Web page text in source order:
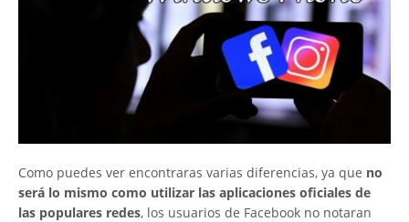
Como puedes ver encontraras varias diferencias, ya que no
será lo mismo como utilizar las aplicaciones oficiales de
las populares redes, los usuarios de Facebook no notaran